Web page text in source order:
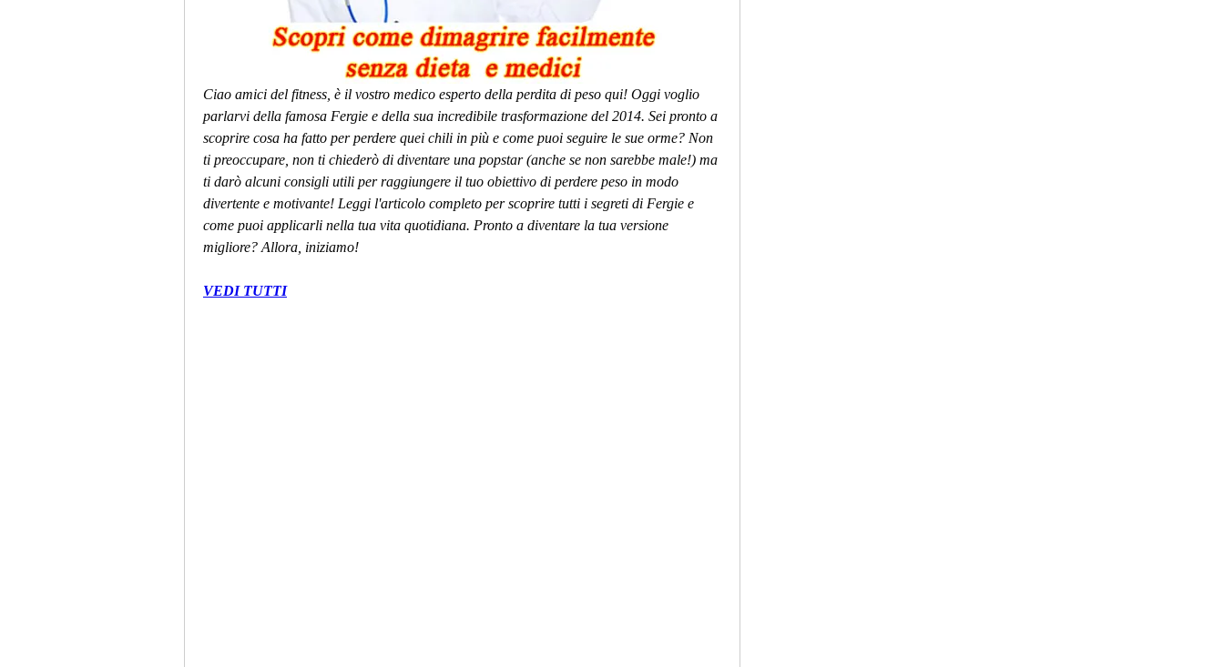
Ciao amici del fitness, è il vostro medico esperto della perdita di peso qui! Oggi voglio
parlarvi della famosa Fergie e della sua incredibile trasformazione del 2014. Sei pronto a
scoprire cosa ha fatto per perdere quei chili in più e come puoi seguire le sue orme? Non
ti preoccupare, non ti chiederò di diventare una popstar (anche se non sarebbe male!) ma
ti darò alcuni consigli utili per raggiungere il tuo obiettivo di perdere peso in modo
divertente e motivante! Leggi l'articolo completo per scoprire tutti i segreti di Fergie e
come puoi applicarli nella tua vita quotidiana. Pronto a diventare la tua versione
migliore? Allora, iniziamo!
VEDI TUTTI